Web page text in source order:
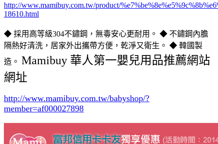
http://www.mamibuy.com.tw/product/
18610.html
◆ 採用高等級304不鏽鋼，無毒安心更耐用。 ◆ 不鏽鋼內膽
隔熱好清洗，居家外出攜帶方便，乾淨又衛生。 ◆ 韓國製
造。 Mamibuy 華人第一嬰兒用品推薦網站
網址
http://www.mamibuy.com.tw/babyshop/?
member=af000027898